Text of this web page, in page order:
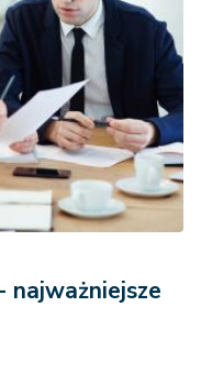
najważniejsze